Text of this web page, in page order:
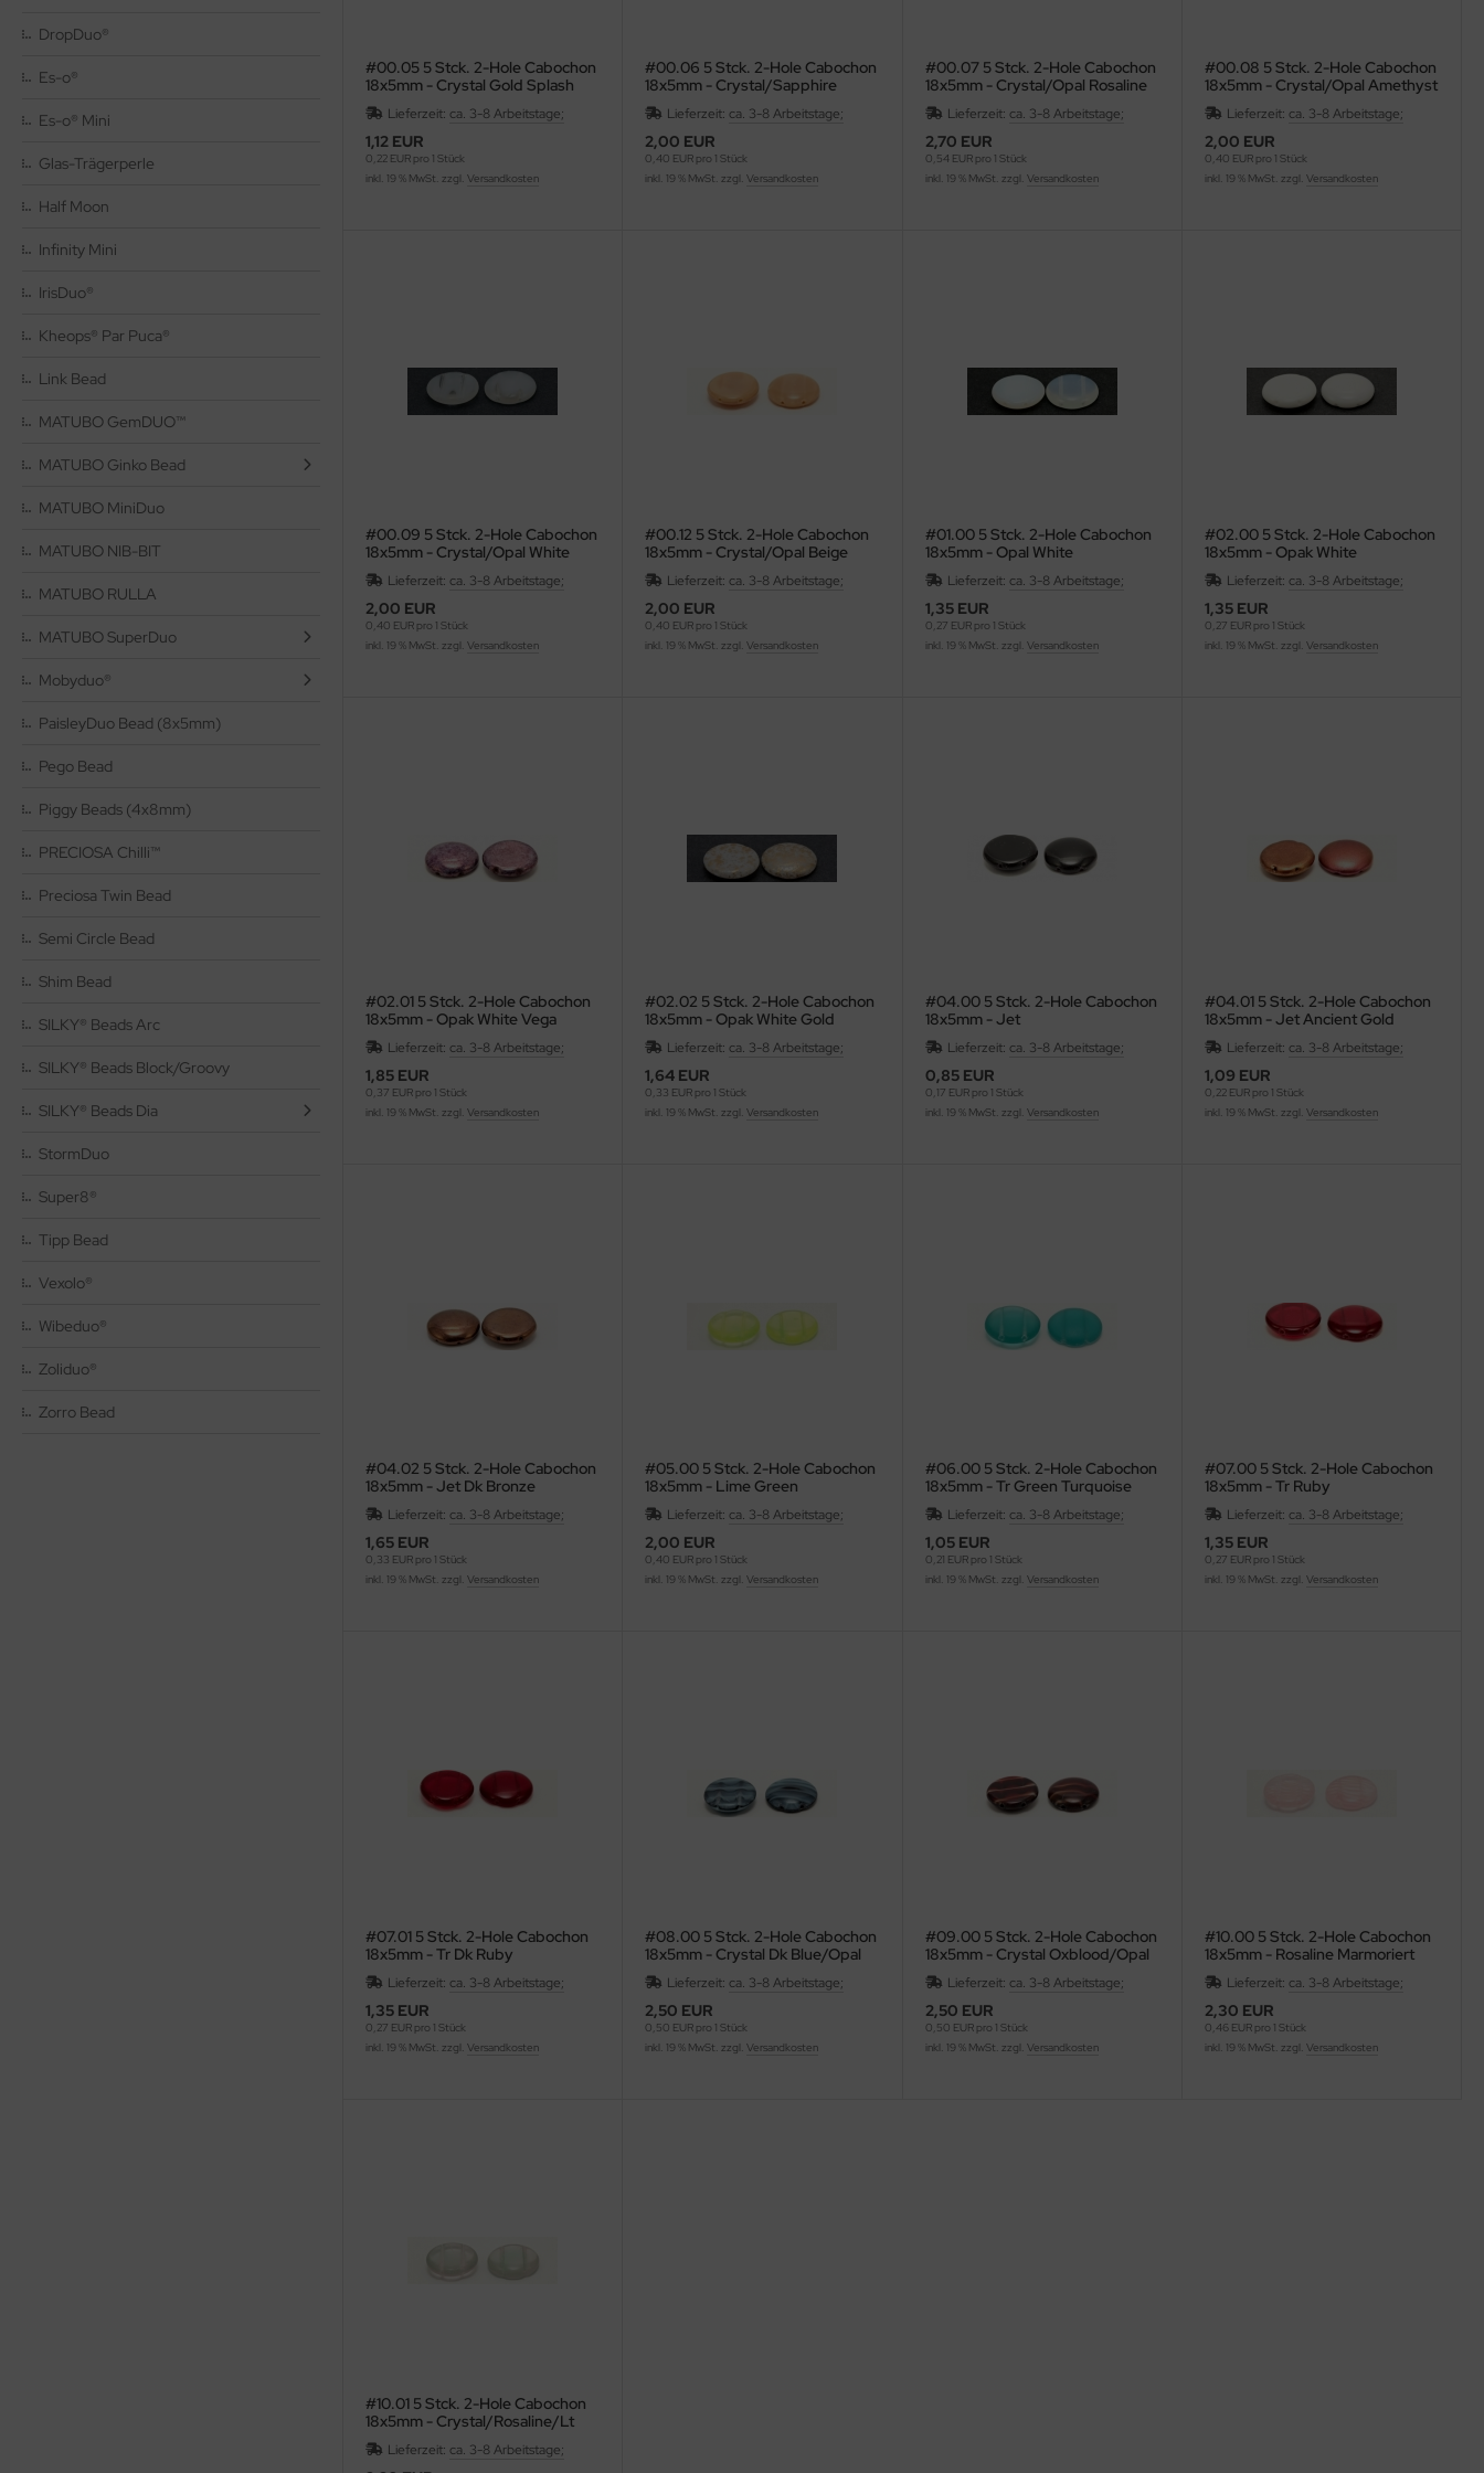
DropDuo®
Es-o®
Es-o® Mini
Glas-Trägerperle
Half Moon
Infinity Mini
IrisDuo®
Kheops® Par Puca®
Link Bead
MATUBO GemDUO™
MATUBO Ginko Bead
MATUBO MiniDuo
MATUBO NIB-BIT
MATUBO RULLA
MATUBO SuperDuo
Mobyduo®
PaisleyDuo Bead (8x5mm)
Pego Bead
Piggy Beads (4x8mm)
PRECIOSA Chilli™
Preciosa Twin Bead
Semi Circle Bead
Shim Bead
SILKY® Beads Arc
SILKY® Beads Block/Groovy
SILKY® Beads Dia
StormDuo
Super8®
Tipp Bead
Vexolo®
Wibeduo®
Zoliduo®
Zorro Bead
#00.05 5 Stck. 2-Hole Cabochon
18x5mm - Crystal Gold Splash
Lieferzeit: ca. 3-8 Arbeitstage;
1,12 EUR
0,22 EUR pro 1 Stück
inkl. 19 % MwSt. zzgl. Versandkosten
#00.06 5 Stck. 2-Hole Cabochon
18x5mm - Crystal/Sapphire
Lieferzeit: ca. 3-8 Arbeitstage;
2,00 EUR
0,40 EUR pro 1 Stück
inkl. 19 % MwSt. zzgl.Versandkosten
#00.07 5 Stck. 2-Hole Cabochon
18x5mm - Crystal/Opal Rosaline
Lieferzeit: ca. 3-8 Arbeitstage;
2,70 EUR
0,54 EUR pro 1 Stück
inkl. 19 % MwSt. zzgl. Versandkosten
#00.08 5 Stck. 2-Hole Cabochon
18x5mm - Crystal/Opal Amethyst
Lieferzeit: ca. 3-8 Arbeitstage;
2,00 EUR
0,40 EUR pro 1 Stück
inkl. 19 % MwSt. zzgl. Versandkosten
#00.09 5 Stck. 2-Hole Cabochon
18x5mm - Crystal/Opal White
Lieferzeit: ca. 3-8 Arbeitstage;
2,00 EUR
0,40 EUR pro 1 Stück
inkl. 19 % MwSt. zzgl. Versandkosten
#00.12 5 Stck. 2-Hole Cabochon
18x5mm - Crystal/Opal Beige
Lieferzeit: ca. 3-8 Arbeitstage;
2,00 EUR
0,40 EUR pro 1 Stück
inkl. 19 % MwSt. zzgl.Versandkosten
#01.00 5 Stck. 2-Hole Cabochon
18x5mm - Opal White
Lieferzeit: ca. 3-8 Arbeitstage;
1,35 EUR
0,27 EUR pro 1 Stück
inkl. 19 % MwSt. zzgl. Versandkosten
#02.00 5 Stck. 2-Hole Cabochon
18x5mm - Opak White
Lieferzeit: ca. 3-8 Arbeitstage;
1,35 EUR
0,27 EUR pro 1 Stück
inkl. 19 % MwSt. zzgl. Versandkosten
#02.01 5 Stck. 2-Hole Cabochon
18x5mm - Opak White Vega
Lieferzeit: ca. 3-8 Arbeitstage;
1,85 EUR
0,37 EUR pro 1 Stück
inkl. 19 % MwSt. zzgl. Versandkosten
#02.02 5 Stck. 2-Hole Cabochon
18x5mm - Opak White Gold
Splash
Lieferzeit: ca. 3-8 Arbeitstage;
1,64 EUR
0,33 EUR pro 1 Stück
inkl. 19 % MwSt. zzgl.Versandkosten
#04.00 5 Stck. 2-Hole Cabochon
18x5mm - Jet
Lieferzeit: ca. 3-8 Arbeitstage;
0,85 EUR
0,17 EUR pro 1 Stück
inkl. 19 % MwSt. zzgl. Versandkosten
#04.01 5 Stck. 2-Hole Cabochon
18x5mm - Jet Ancient Gold
Lieferzeit: ca. 3-8 Arbeitstage;
1,09 EUR
0,22 EUR pro 1 Stück
inkl. 19 % MwSt. zzgl. Versandkosten
#04.02 5 Stck. 2-Hole Cabochon
18x5mm - Jet Dk Bronze
Lieferzeit: ca. 3-8 Arbeitstage;
1,65 EUR
0,33 EUR pro 1 Stück
inkl. 19 % MwSt. zzgl. Versandkosten
#05.00 5 Stck. 2-Hole Cabochon
18x5mm - Lime Green
Lieferzeit: ca. 3-8 Arbeitstage;
2,00 EUR
0,40 EUR pro 1 Stück
inkl. 19 % MwSt. zzgl.Versandkosten
#06.00 5 Stck. 2-Hole Cabochon
18x5mm - Tr Green Turquoise
Matte
Lieferzeit: ca. 3-8 Arbeitstage;
1,05 EUR
0,21 EUR pro 1 Stück
inkl. 19 % MwSt. zzgl. Versandkosten
#07.00 5 Stck. 2-Hole Cabochon
18x5mm - Tr Ruby
Lieferzeit: ca. 3-8 Arbeitstage;
1,35 EUR
0,27 EUR pro 1 Stück
inkl. 19 % MwSt. zzgl. Versandkosten
#07.01 5 Stck. 2-Hole Cabochon
18x5mm - Tr Dk Ruby
Lieferzeit: ca. 3-8 Arbeitstage;
1,35 EUR
0,27 EUR pro 1 Stück
inkl. 19 % MwSt. zzgl. Versandkosten
#08.00 5 Stck. 2-Hole Cabochon
18x5mm - Crystal Dk Blue/Opal
Marmoriert
Lieferzeit: ca. 3-8 Arbeitstage;
2,50 EUR
0,50 EUR pro 1 Stück
inkl. 19 % MwSt. zzgl.Versandkosten
#09.00 5 Stck. 2-Hole Cabochon
18x5mm - Crystal Oxblood/Opal
White Marmoriert
Lieferzeit: ca. 3-8 Arbeitstage;
2,50 EUR
0,50 EUR pro 1 Stück
inkl. 19 % MwSt. zzgl. Versandkosten
#10.00 5 Stck. 2-Hole Cabochon
18x5mm - Rosaline Marmoriert
Lieferzeit: ca. 3-8 Arbeitstage;
2,30 EUR
0,46 EUR pro 1 Stück
inkl. 19 % MwSt. zzgl. Versandkosten
#10.01 5 Stck. 2-Hole Cabochon
18x5mm - Crystal/Rosaline/Lt
Sea Foam
Lieferzeit: ca. 3-8 Arbeitstage;
Charlotten 15/o
3-Cut 12/o
Pellet/Diabolo Beads
Perlen barrel
Perlen melon
Perlen oval
Perlen rund
Pinch Beads
Ringe
Ripple Bead
Rizo-Beads
Spike Beads
Spiky Button Bead®
Squarelet
Tropfen
Tropfen facetiert mit/ohne Loch
Twist Beads
Ufo Beads
Würfel
sonstige Formen